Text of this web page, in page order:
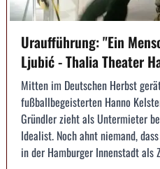
Uraufführung: "Ein
Ljubić - Thalia Theater
Mitten im Deutschen Herbst
fußballbegeisterten Hanno
Gründler zieht als Untermieter
Idealist. Noch ahnt niemand,
in der Hamburger Innenstadt als